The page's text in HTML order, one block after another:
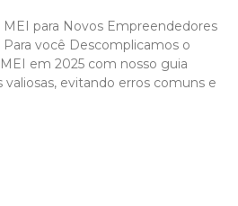
para Novos Empreendedores
você Descomplicamos o
em 2025 com nosso guia
evitando erros comuns e